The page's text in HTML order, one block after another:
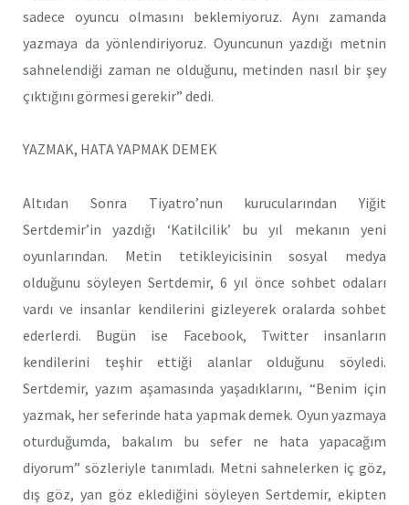
sadece oyuncu olmasını beklemiyoruz. Aynı zamanda
yazmaya da yönlendiriyoruz. Oyuncunun yazdığı metnin
sahnelendiği zaman ne olduğunu, metinden nasıl bir şey
çıktığını görmesi gerekir” dedi.
YAZMAK, HATA YAPMAK DEMEK
Altıdan Sonra Tiyatro’nun kurucularından Yiğit
Sertdemir’in yazdığı ‘Katilcilik’ bu yıl mekanın yeni
oyunlarından. Metin tetikleyicisinin sosyal medya
olduğunu söyleyen Sertdemir, 6 yıl önce sohbet odaları
vardı ve insanlar kendilerini gizleyerek oralarda sohbet
ederlerdi. Bugün ise Facebook, Twitter insanların
kendilerini teşhir ettiği alanlar olduğunu söyledi.
Sertdemir, yazım aşamasında yaşadıklarını, “Benim için
yazmak, her seferinde hata yapmak demek. Oyun yazmaya
oturduğumda, bakalım bu sefer ne hata yapacağım
diyorum” sözleriyle tanımladı. Metni sahnelerken iç göz,
dış göz, yan göz eklediğini söyleyen Sertdemir, ekipten